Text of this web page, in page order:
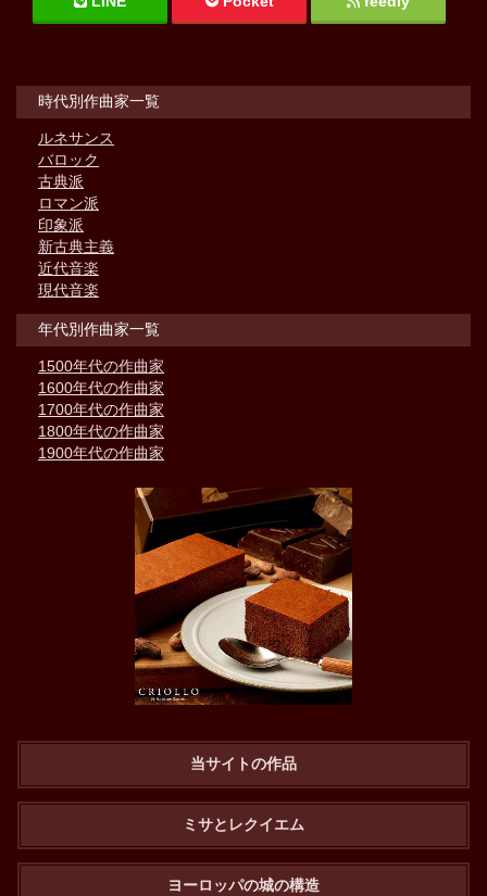
時代別作曲家一覧
ルネサンス
バロック
古典派
ロマン派
印象派
新古典主義
近代音楽
現代音楽
年代別作曲家一覧
1500年代の作曲家
1600年代の作曲家
1700年代の作曲家
1800年代の作曲家
1900年代の作曲家
当サイトの作品
ミサとレクイエム
ヨーロッパの城の構造